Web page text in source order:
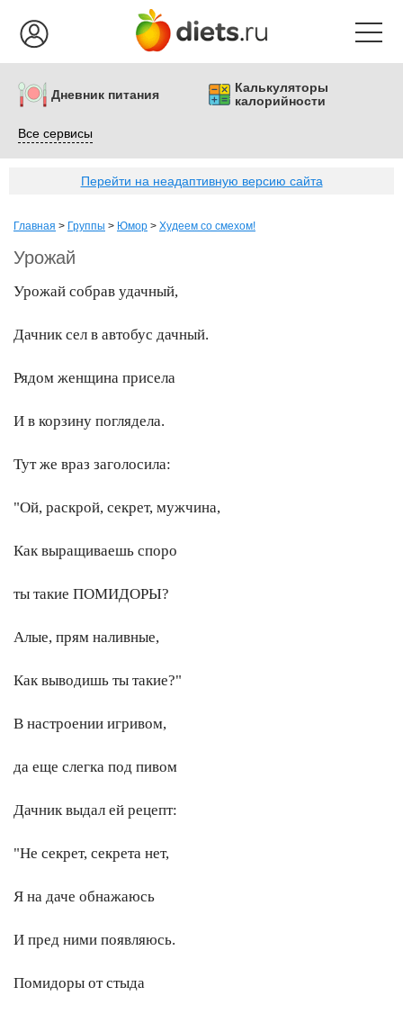
Дневник питания
Калькуляторы
калорийности
Все сервисы
Перейти на неадаптивную версию сайта
Главная > Группы > Юмор > Худеем со смехом!
Урожай
Урожай собрав удачный,
Дачник сел в автобус дачный.
Рядом женщина присела
И в корзину поглядела.
Тут же враз заголосила:
"Ой, раскрой, секрет, мужчина,
Как выращиваешь споро
ты такие ПОМИДОРЫ?
Алые, прям наливные,
Как выводишь ты такие?"
В настроении игривом,
да еще слегка под пивом
Дачник выдал ей рецепт:
"Не секрет, секрета нет,
Я на даче обнажаюсь
И пред ними появляюсь.
Помидоры от стыда